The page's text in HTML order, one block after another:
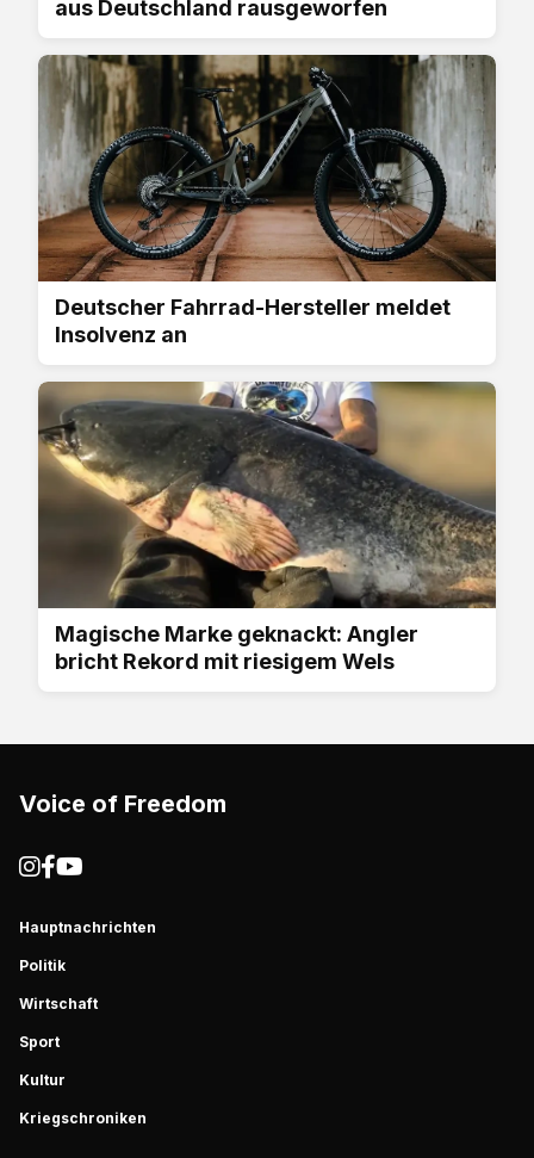
aus Deutschland rausgeworfen
Deutscher Fahrrad-Hersteller meldet
Insolvenz an
Magische Marke geknackt: Angler
bricht Rekord mit riesigem Wels
Voice of Freedom
Hauptnachrichten
Politik
Wirtschaft
Sport
Kultur
Kriegschroniken